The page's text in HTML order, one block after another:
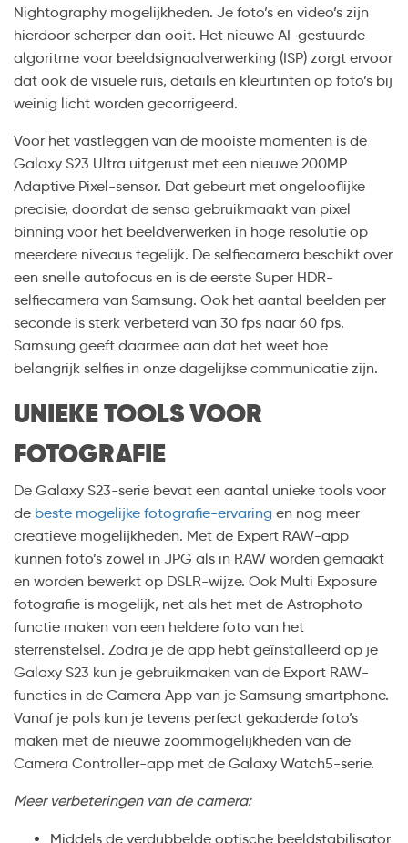
Nightography mogelijkheden. Je foto’s en video’s zijn
hierdoor scherper dan ooit. Het nieuwe AI-gestuurde
algoritme voor beeldsignaalverwerking (ISP) zorgt ervoor
dat ook de visuele ruis, details en kleurtinten op foto’s bij
weinig licht worden gecorrigeerd.
Voor het vastleggen van de mooiste momenten is de
Galaxy S23 Ultra uitgerust met een nieuwe 200MP
Adaptive Pixel-sensor. Dat gebeurt met ongelooflijke
precisie, doordat de senso gebruikmaakt van pixel
binning voor het beeldverwerken in hoge resolutie op
meerdere niveaus tegelijk. De selfiecamera beschikt over
een snelle autofocus en is de eerste Super HDR-
selfiecamera van Samsung. Ook het aantal beelden per
seconde is sterk verbeterd van 30 fps naar 60 fps.
Samsung geeft daarmee aan dat het weet hoe
belangrijk selfies in onze dagelijkse communicatie zijn.
UNIEKE TOOLS VOOR
FOTOGRAFIE
De Galaxy S23-serie bevat een aantal unieke tools voor
de beste mogelijke fotografie-ervaring en nog meer
creatieve mogelijkheden. Met de Expert RAW-app
kunnen foto’s zowel in JPG als in RAW worden gemaakt
en worden bewerkt op DSLR-wijze. Ook Multi Exposure
fotografie is mogelijk, net als het met de Astrophoto
functie maken van een heldere foto van het
sterrenstelsel. Zodra je de app hebt geïnstalleerd op je
Galaxy S23 kun je gebruikmaken van de Export RAW-
functies in de Camera App van je Samsung smartphone.
Vanaf je pols kun je tevens perfect gekaderde foto’s
maken met de nieuwe zoommogelijkheden van de
Camera Controller-app met de Galaxy Watch5-serie.
Meer verbeteringen van de camera:
Middels de verdubbelde optische beeldstabilisator